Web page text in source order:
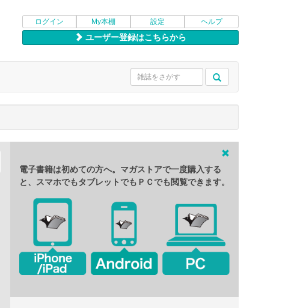
ログイン My本棚 設定 ヘルプ
ユーザー登録はこちらから
電子書籍は初めての方へ。マガストアで一度購入する
と、スマホでもタブレットでもＰＣでも閲覧できます。